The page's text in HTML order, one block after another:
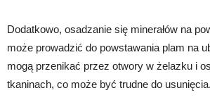
Dodatkowo, osadzanie się minerałów na
może prowadzić do powstawania plam na
mogą przenikać przez otwory w żelazku i
tkaninach, co może być trudne do usunięcia.